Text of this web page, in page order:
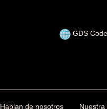
GDS
Hablan de nosotros Nuestra